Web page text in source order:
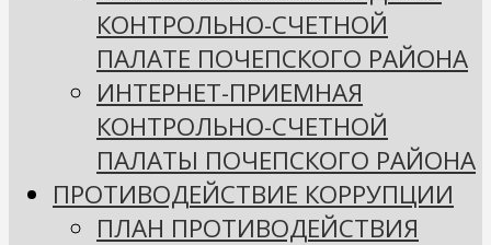
КОНТРОЛЬНО-СЧЕТНОЙ
ПАЛАТЕ ПОЧЕПСКОГО РАЙОНА
ИНТЕРНЕТ-ПРИЕМНАЯ
КОНТРОЛЬНО-СЧЕТНОЙ
ПАЛАТЫ ПОЧЕПСКОГО РАЙОНА
ПРОТИВОДЕЙСТВИЕ КОРРУПЦИИ
ПЛАН ПРОТИВОДЕЙСТВИЯ